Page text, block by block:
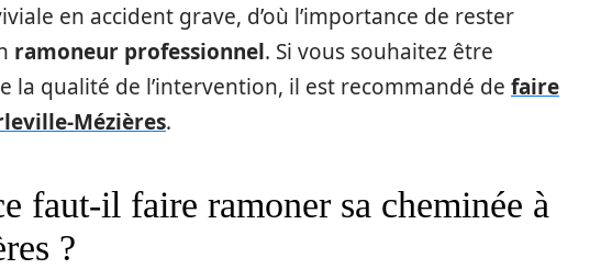
en accident grave, d’où l’importance de rester
ramoneur professionnel. Si vous souhaitez être
la qualité de l’intervention, il est recommandé de faire
Mézières.
faut-il faire ramoner sa cheminée à
?